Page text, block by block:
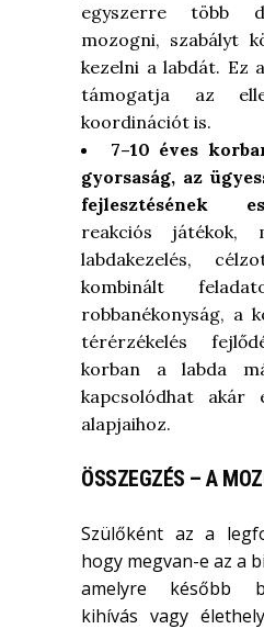
egyszerre több
mozogni, szabályt
kezelni a labdát. Ez
támogatja az
koordinációt is.
7–10 éves
gyorsaság, az
fejlesztésének
reakciós játékok,
labdakezelés,
kombinált
robbanékonyság, a
térérzékelés
korban a labda
kapcsolódhat akár
alapjaihoz.
ÖSSZEGZÉS – A
Szülőként az a
hogy megvan-e az a
amelyre később
kihívás vagy